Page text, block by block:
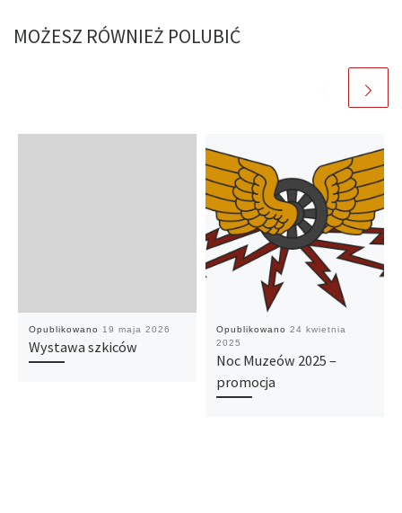
MOŻESZ RÓWNIEŻ POLUBIĆ
Opublikowano 19 maja 2026
Wystawa szkiców
Opublikowano 24 kwietnia
2025
Noc Muzeów 2025 –
promocja